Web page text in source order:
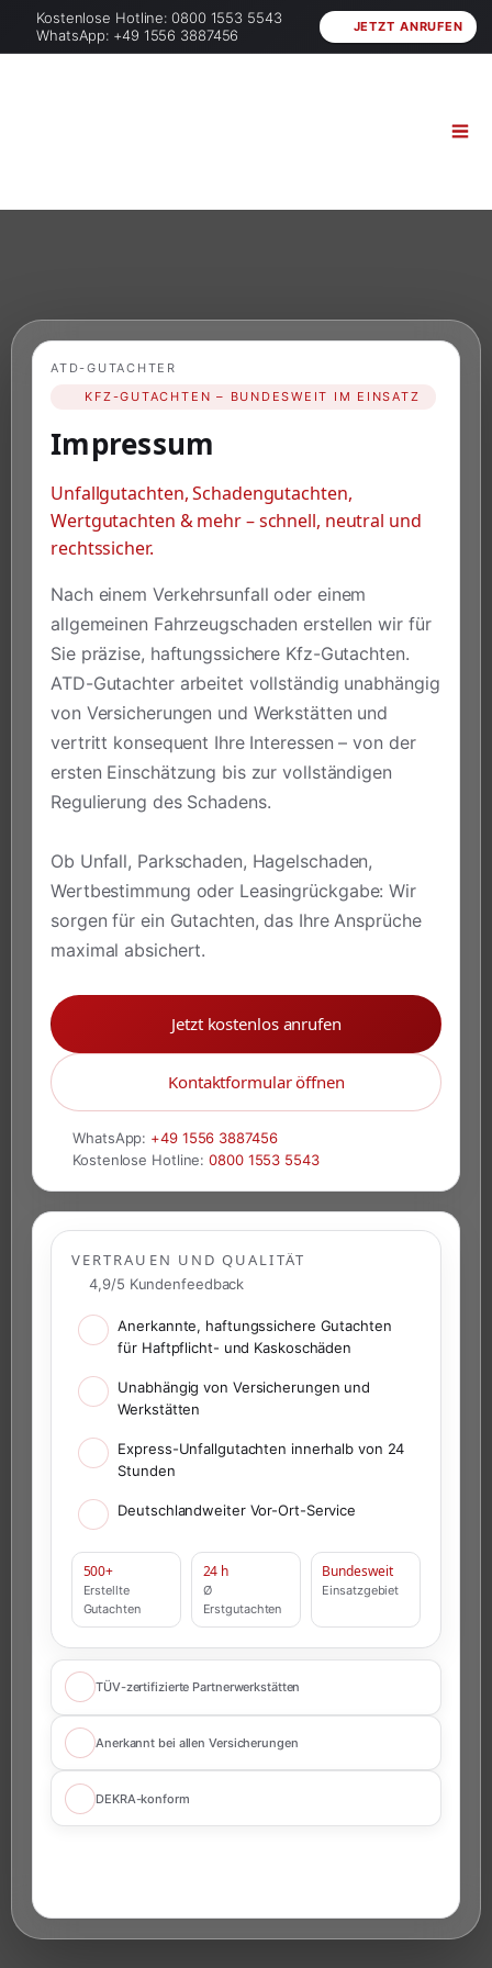
Kostenlose Hotline: 0800 1553 5543
WhatsApp: +49 1556 3887456
JETZT ANRUFEN
ATD-GUTACHTER
KFZ-GUTACHTEN – BUNDESWEIT IM EINSATZ
Impressum
Unfallgutachten, Schadengutachten,
Wertgutachten & mehr – schnell, neutral und
rechtssicher.
Nach einem Verkehrsunfall oder einem
allgemeinen Fahrzeugschaden erstellen wir für
Sie präzise, haftungssichere Kfz-Gutachten.
ATD-Gutachter arbeitet vollständig unabhängig
von Versicherungen und Werkstätten und
vertritt konsequent Ihre Interessen – von der
ersten Einschätzung bis zur vollständigen
Regulierung des Schadens.
Ob Unfall, Parkschaden, Hagelschaden,
Wertbestimmung oder Leasingrückgabe: Wir
sorgen für ein Gutachten, das Ihre Ansprüche
maximal absichert.
Jetzt kostenlos anrufen
Kontaktformular öffnen
WhatsApp: +49 1556 3887456
Kostenlose Hotline:0800 1553 5543
VERTRAUEN UND QUALITÄT
4,9/5 Kundenfeedback
Anerkannte, haftungssichere Gutachten
für Haftpflicht- und Kaskoschäden
Unabhängig von Versicherungen und
Werkstätten
Express-Unfallgutachten innerhalb von 24
Stunden
Deutschlandweiter Vor-Ort-Service
500+
Erstellte
Gutachten
24 h
Ø
Erstgutachten
Bundesweit
Einsatzgebiet
TÜV-zertifizierte Partnerwerkstätten
Anerkannt bei allen Versicherungen
DEKRA-konform